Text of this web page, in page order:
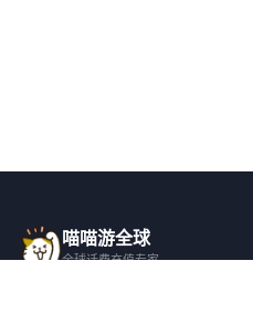
喵喵游全球
全球话费充值专家